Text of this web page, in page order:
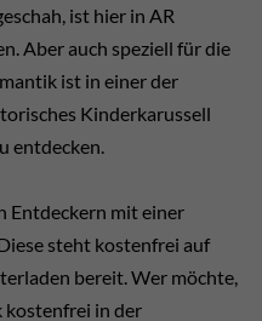
ist hier in AR
Aber auch speziell für die
ist in einer der
Kinderkarussell
entdecken.
Entdeckern mit einer
steht kostenfrei auf
bereit. Wer möchte,
kostenfrei in der